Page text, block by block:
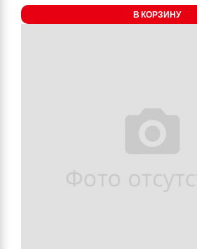
В КОРЗИНУ